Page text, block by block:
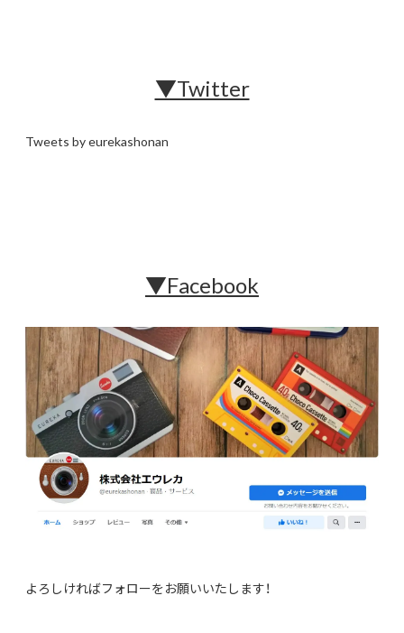
▼Twitter
Tweets by eurekashonan
▼Facebook
よろしければフォローをお願いいたします！